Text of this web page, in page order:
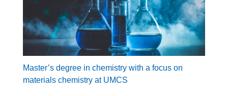
Master’s degree in chemistry with a focus on
materials chemistry at UMCS